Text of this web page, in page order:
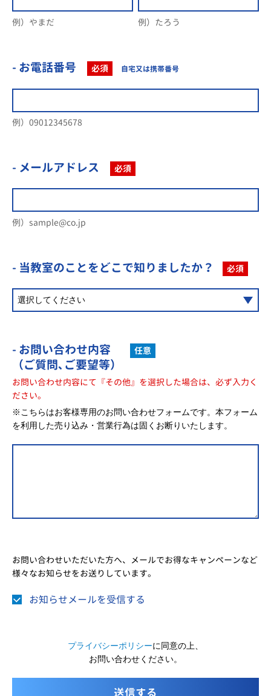
例）やまだ 例）たろう
- お電話番号 必須 自宅又は携帯番号
例）09012345678
- メールアドレス 必須
例）sample@co.jp
- 当教室のことをどこで知りましたか？ 必須
- お問い合わせ内容
（ご質問､ご要望等）
任意
お問い合わせ内容にて『その他』を選択した場合は、必ず入力く
ださい。
※こちらはお客様専用のお問い合わせフォームです。本フォーム
を利用した売り込み・営業行為は固くお断りいたします。
お問い合わせいただいた方へ、メールでお得なキャンペーンなど
様々なお知らせをお送りしています。
お知らせメールを受信する
プライバシーポリシーに同意の上、
お問い合わせください。